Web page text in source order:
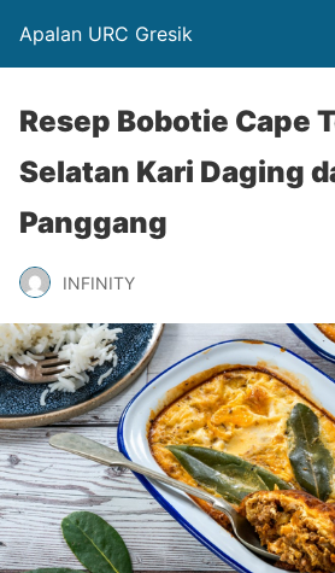
Apalan URC Gresik
Resep Bobotie Cape
Selatan Kari Daging
Panggang
INFINITY